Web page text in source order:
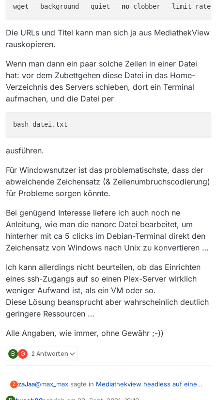
wget --background --quiet --no-clobber --limit-rate=
Die URLs und Titel kann man sich ja aus MediathekView
rauskopieren.
Wenn man dann ein paar solche Zeilen in einer Datei
hat: vor dem Zubettgehen diese Datei in das Home-
Verzeichnis des Servers schieben, dort ein Terminal
aufmachen, und die Datei per
ausführen.
Für Windowsnutzer ist das problematischste, dass der
abweichende Zeichensatz (& Zeilenumbruchscodierung)
für Probleme sorgen könnte.
Bei genügend Interesse liefere ich auch noch ne
Anleitung, wie man die nanorc Datei bearbeitet, um
hinterher mit ca 5 clicks im Debian-Terminal direkt den
Zeichensatz von Windows nach Unix zu konvertieren …
Ich kann allerdings nicht beurteilen, ob das Einrichten
eines ssh-Zugangs auf so einen Plex-Server wirklich
weniger Aufwand ist, als ein VM oder so.
Diese Lösung beansprucht aber wahrscheinlich deutlich
geringere Ressourcen …
Alle Angaben, wie immer, ohne Gewähr ;-))
B G 2 Antworten
Z zaJaa@max_max sagte in Mediathekview headless auf einem